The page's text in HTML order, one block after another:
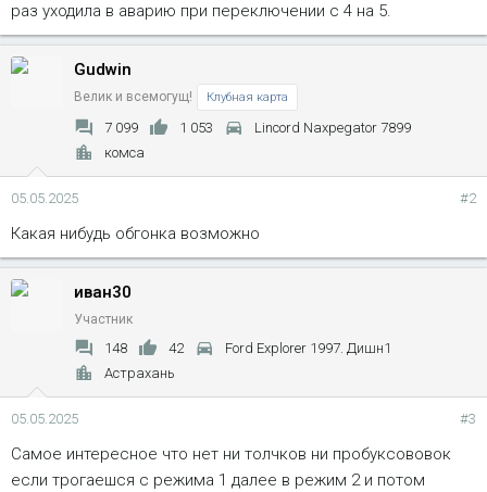
раз уходила в аварию при переключении с 4 на 5.
Gudwin
Велик и всемогущ! Клубная карта
7 099 1 053
Lincord Naxpegator 7899
комса
05.05.2025 #2
Какая нибудь обгонка возможно
иван30
Участник
148 42
Ford Explorer 1997. Дишн1
Астрахань
05.05.2025 #3
Самое интересное что нет ни толчков ни пробуксововок
если трогаешся с режима 1 далее в режим 2 и потом